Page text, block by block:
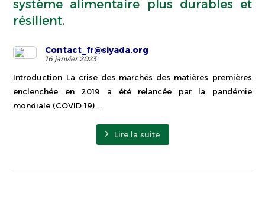
système alimentaire plus durables et
résilient.
Contact_fr@siyada.org
16 janvier 2023
Introduction La crise des marchés des matières premières
enclenchée en 2019 a été relancée par la pandémie
mondiale (COVID 19) ...
Lire la suite